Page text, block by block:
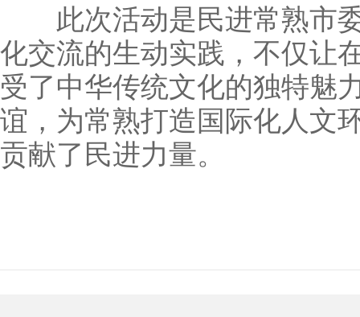
此次活动是民进常熟市委
化交流的生动实践，不仅让
受了中华传统文化的独特魅
谊，为常熟打造国际化人文
贡献了民进力量。